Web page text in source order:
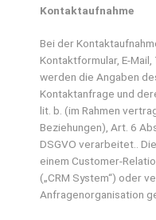
Kontaktaufnahme
Bei der
Kontaktformular, E-
werden die Angaben
Kontaktanfrage und
lit. b. (im Rahmen
Beziehungen), Art. 6
DSGVO verarbeitet..
einem Customer-
(„CRM System“) oder
Anfragenorganisation